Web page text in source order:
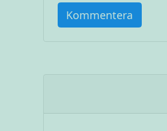
Kommentera